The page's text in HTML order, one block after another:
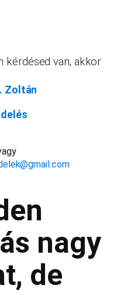
le tudjuk vonni a
árából így végül
díjmentes.
kérdésed van, akkor
Zoltán
nagy
de